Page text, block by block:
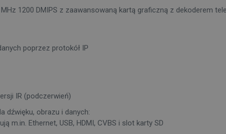
1200 DMIPS z zaawansowaną kartą graficzną z dekoderem
poprzez protokół IP
IR (podczerwień)
dźwięku, obrazu i danych:
m.in. Ethernet, USB, HDMI, CVBS i slot karty SD